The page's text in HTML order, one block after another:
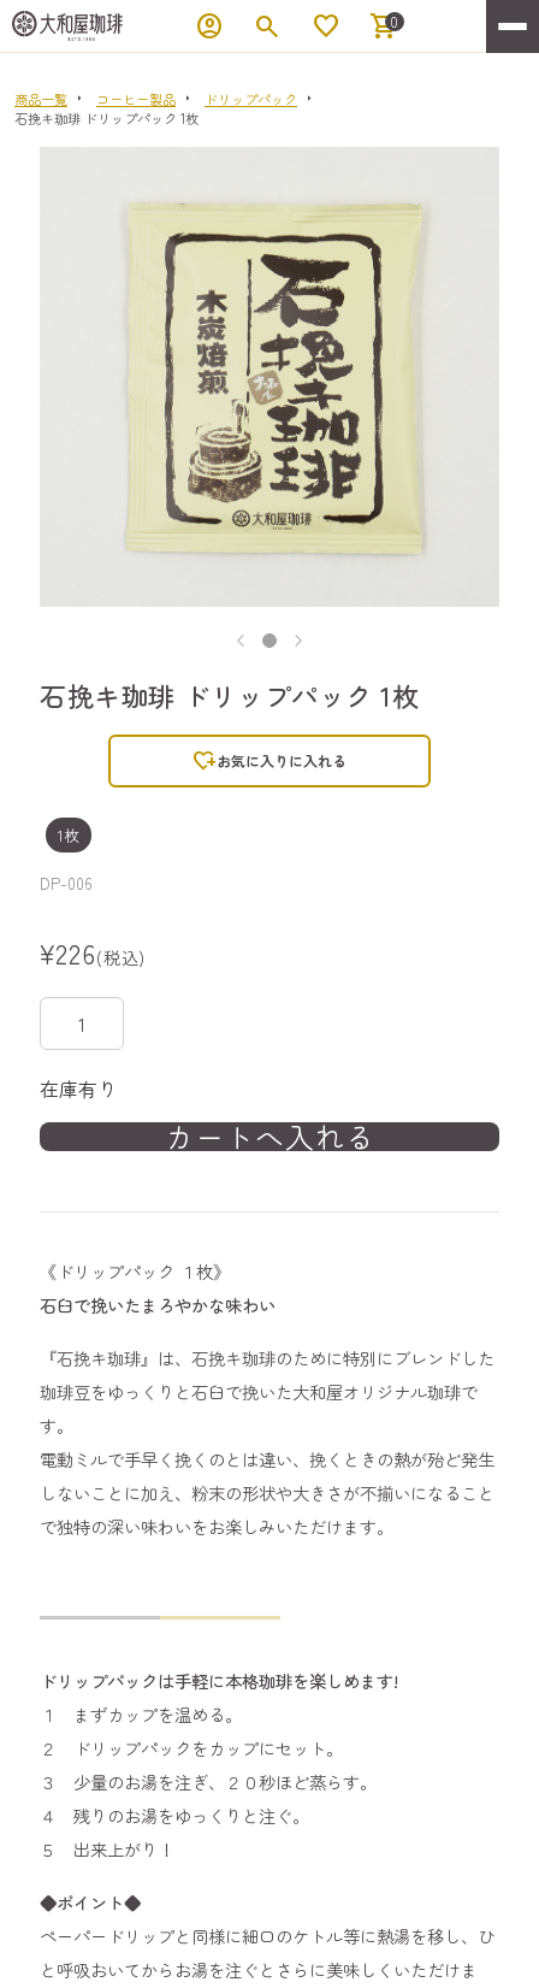
account_circle search favorite shopping_cart
0
商品一覧 コーヒー製品
ドリップパック
石挽キ珈琲 ドリップパック 1枚
石挽キ珈琲 ドリップパック 1枚
heart_plusお気に入りに入れる
1枚
DP-006
¥226(税込)
在庫有り
《ドリップパック １枚》
石臼で挽いたまろやかな味わい
『石挽キ珈琲』は、石挽キ珈琲のために特別にブレンドした
珈琲豆をゆっくりと石臼で挽いた大和屋オリジナル珈琲で
す。
電動ミルで手早く挽くのとは違い、挽くときの熱が殆ど発生
しないことに加え、粉末の形状や大きさが不揃いになること
で独特の深い味わいをお楽しみいただけます。
ドリップパックは手軽に本格珈琲を楽しめます!
１ まずカップを温める。
２ ドリップパックをカップにセット。
３ 少量のお湯を注ぎ、２０秒ほど蒸らす。
４ 残りのお湯をゆっくりと注ぐ。
５ 出来上がり！
◆ポイント◆
ペーパードリップと同様に細口のケトル等に熱湯を移し、ひ
と呼吸おいてからお湯を注ぐとさらに美味しくいただけま